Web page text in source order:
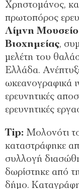
Χρηστομάνος,
πρωτοπόρος
Λίμνη
Βιοχημείας,
μελέτη του
Ελλάδα.
ωκεανογραφικά
ερευνητικές
ερευνητικές
Tip: Μολονότι
καταστράφηκε
συλλογή
δωρίστηκε από
δήμο.